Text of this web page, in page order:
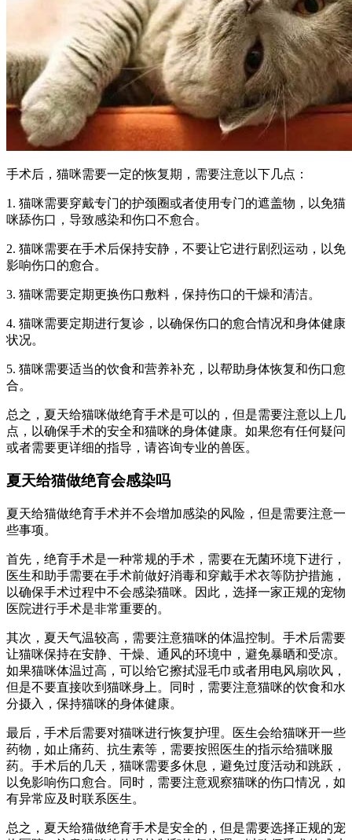
手术后，猫咪需要一定的恢复期，需要注意以下几点：
1. 猫咪需要穿戴专门的护颈圈或者使用专门的遮盖物，以免猫
咪舔伤口，导致感染和伤口不愈合。
2. 猫咪需要在手术后保持安静，不要让它进行剧烈运动，以免
影响伤口的愈合。
3. 猫咪需要定期更换伤口敷料，保持伤口的干燥和清洁。
4. 猫咪需要定期进行复诊，以确保伤口的愈合情况和身体健康
状况。
5. 猫咪需要适当的饮食和营养补充，以帮助身体恢复和伤口愈
合。
总之，夏天给猫咪做绝育手术是可以的，但是需要注意以上几
点，以确保手术的安全和猫咪的身体健康。如果您有任何疑问
或者需要更详细的指导，请咨询专业的兽医。
夏天给猫做绝育会感染吗
夏天给猫做绝育手术并不会增加感染的风险，但是需要注意一
些事项。
首先，绝育手术是一种常规的手术，需要在无菌环境下进行，
医生和助手需要在手术前做好消毒和穿戴手术衣等防护措施，
以确保手术过程中不会感染猫咪。因此，选择一家正规的宠物
医院进行手术是非常重要的。
其次，夏天气温较高，需要注意猫咪的体温控制。手术后需要
让猫咪保持在安静、干燥、通风的环境中，避免暴晒和受凉。
如果猫咪体温过高，可以给它擦拭湿毛巾或者用电风扇吹风，
但是不要直接吹到猫咪身上。同时，需要注意猫咪的饮食和水
分摄入，保持猫咪的身体健康。
最后，手术后需要对猫咪进行恢复护理。医生会给猫咪开一些
药物，如止痛药、抗生素等，需要按照医生的指示给猫咪服
药。手术后的几天，猫咪需要多休息，避免过度活动和跳跃，
以免影响伤口愈合。同时，需要注意观察猫咪的伤口情况，如
有异常应及时联系医生。
总之，夏天给猫做绝育手术是安全的，但是需要选择正规的宠